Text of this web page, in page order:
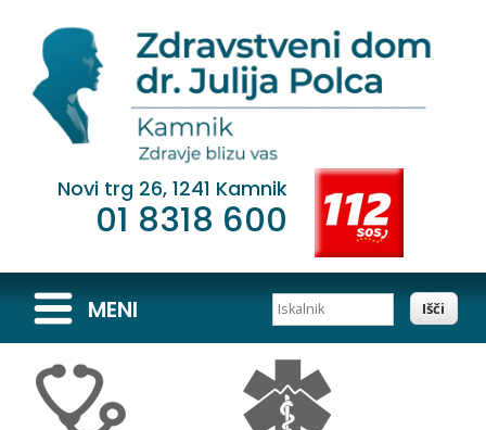
Novi trg 26, 1241 Kamnik
01 8318 600
MENI Iskalnik